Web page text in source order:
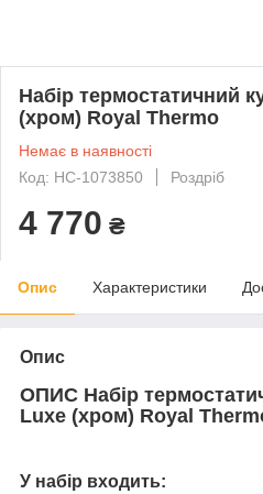
Набір термостатичний
(хром) Royal Thermo
Немає в наявності
Код: НС-1073850
Роздріб
4 770 ₴
Опис Характеристики
Опис
ОПИС Набір
Luxe (хром) Royal
У набір входить: